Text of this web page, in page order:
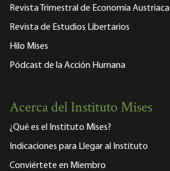
Revista Trimestral de Economía Austriaca
Revista de Estudios Libertarios
Hilo Mises
Pódcast de la Acción Humana
Acerca del Instituto Mises
¿Qué es el Instituto Mises?
Indicaciones para Llegar al Instituto
Conviértete en Miembro